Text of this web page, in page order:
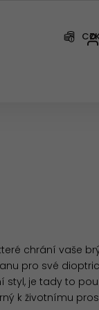
chrání vaše
pro své
styl, je tady to
k životnímu